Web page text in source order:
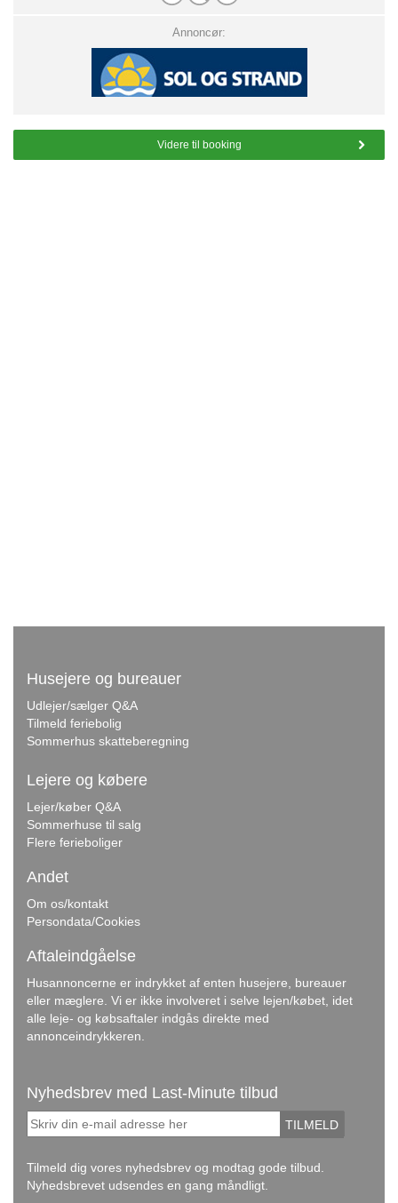
Annoncør:
Videre til booking
Husejere og bureauer
Udlejer/sælger Q&A
Tilmeld feriebolig
Sommerhus skatteberegning
Lejere og købere
Lejer/køber Q&A
Sommerhuse til salg
Flere ferieboliger
Andet
Om os/kontakt
Persondata/Cookies
Aftaleindgåelse
Husannoncerne er indrykket af enten husejere, bureauer
eller mæglere. Vi er ikke involveret i selve lejen/købet, idet
alle leje- og købsaftaler indgås direkte med
annonceindrykkeren.
Nyhedsbrev med Last-Minute tilbud
TILMELD
Tilmeld dig vores nyhedsbrev og modtag gode tilbud.
Nyhedsbrevet udsendes en gang måndligt.